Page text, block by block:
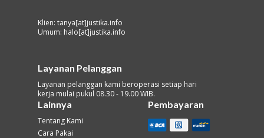
Klien: tanya[at]justika.info
Umum: halo[at]justika.info
Layanan Pelanggan
Layanan pelanggan kami beroperasi setiap hari
kerja mulai pukul 08.30 - 19.00 WIB.
Lainnya
Tentang Kami
Cara Pakai
Pembayaran